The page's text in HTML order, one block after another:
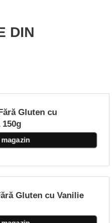
DIN
Gluten cu
Gluten cu Vanilie